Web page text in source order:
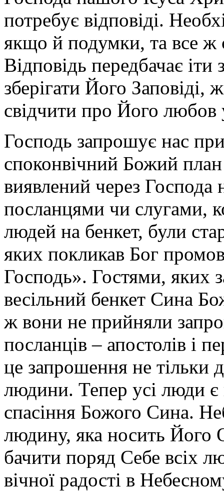
потребує відповіді.
якщо й подумки, та все ж
Відповідь передбачає
зберігати Його
свідчити про Його
Господь запрошує нас
споконвічний Божий
виявлений через
посланцями чи слугами,
людей на бенкет, були
яких покликав Бог
Господь». Гостями, яких
весільний бенкет Сина
ж вони не прийняли
посланців – апостолів і
це запрошення не тільки
людини. Тепер усі люди
спасіння Божого Сина.
людину, яка носить Його
бачити поряд Себе всіх
вічної радості в